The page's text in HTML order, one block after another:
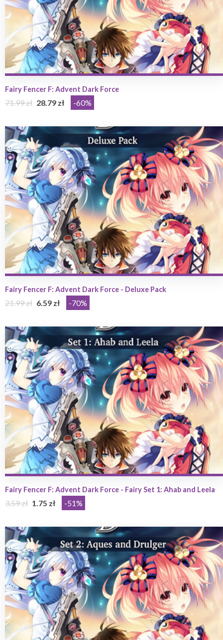
Fairy Fencer F: Advent Dark Force
71.99 zł 28.79 zł -60%
Fairy Fencer F: Advent Dark Force - Deluxe Pack
21.99 zł 6.59 zł -70%
Fairy Fencer F: Advent Dark Force - Fairy Set 1: Ahab and Leela
3.59 zł 1.75 zł -51%